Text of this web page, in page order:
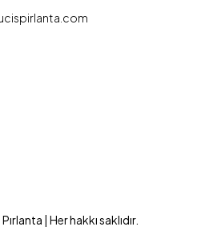
| Her hakkı saklıdır.